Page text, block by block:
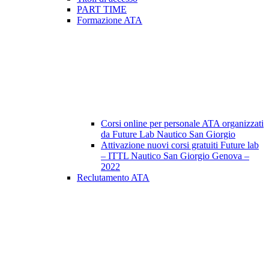
PART TIME
Formazione ATA
Corsi online per personale ATA organizzati
da Future Lab Nautico San Giorgio
Attivazione nuovi corsi gratuiti Future lab
– ITTL Nautico San Giorgio Genova –
2022
Reclutamento ATA